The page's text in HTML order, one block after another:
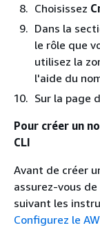
Choisissez
Dans la
le rôle que
utilisez la
l'aide du
Sur la page
Pour créer un
CLI
Avant de créer
assurez-vous
suivant les
Configurez le